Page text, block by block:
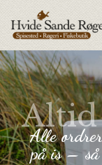
Altid
Alle
på is –